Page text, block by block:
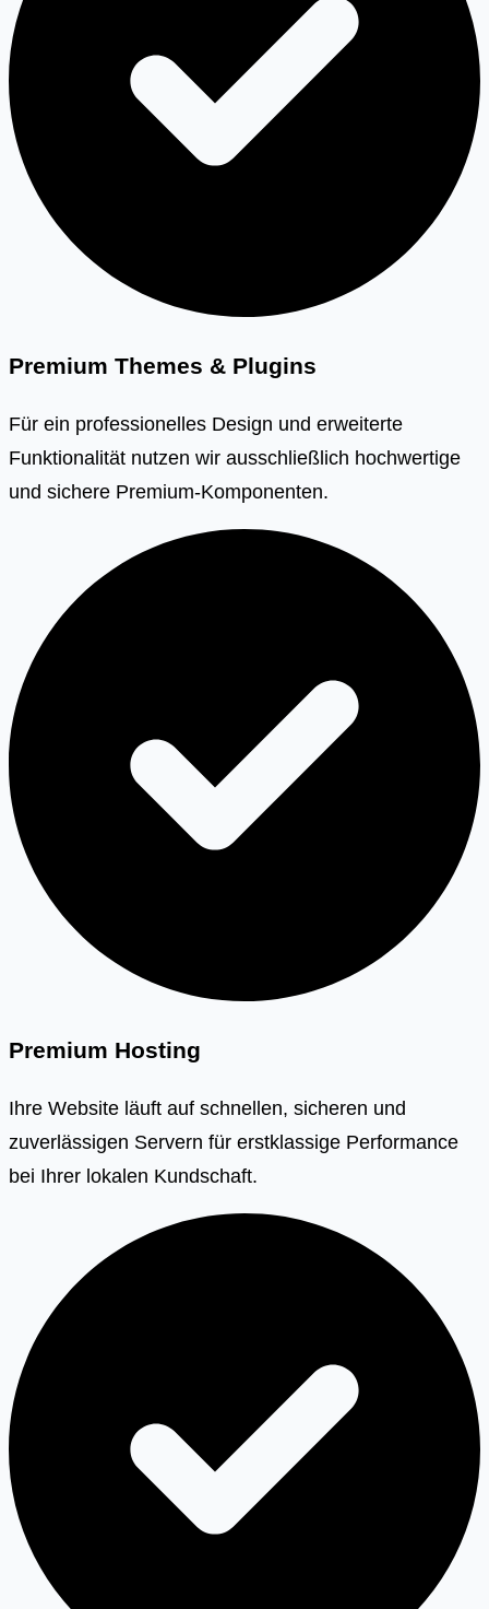
Premium Themes & Plugins
Für ein professionelles Design und erweiterte
Funktionalität nutzen wir ausschließlich hochwertige
und sichere Premium-Komponenten.
Premium Hosting
Ihre Website läuft auf schnellen, sicheren und
zuverlässigen Servern für erstklassige Performance
bei Ihrer lokalen Kundschaft.